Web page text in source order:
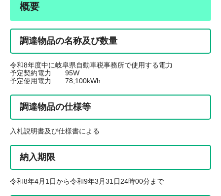
概要
調達物品の名称及び数量
令和8年度中に岐阜県自動車税事務所で使用する電力
予定契約電力 95W
予定使用電力 78,100kWh
調達物品の仕様等
入札説明書及び仕様書による
納入期限
令和8年4月1日から令和9年3月31日24時00分まで